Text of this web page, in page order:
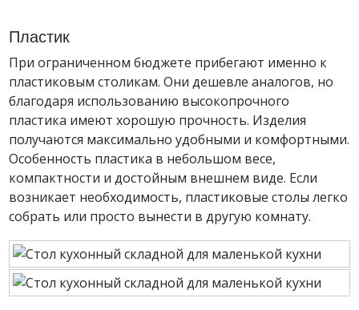
Пластик
При ограниченном бюджете прибегают именно к
пластиковым столикам. Они дешевле аналогов, но
благодаря использованию высокопрочного
пластика имеют хорошую прочность. Изделия
получаются максимально удобными и комфортными.
Особенность пластика в небольшом весе,
компактности и достойным внешнем виде. Если
возникает необходимость, пластиковые столы легко
собрать или просто вынести в другую комнату.